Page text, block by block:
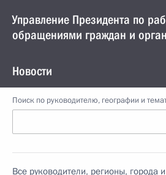
Управление Президента по
обращениями граждан и
Новости
Поиск по руководителю, географии и
Все руководители, регионы, города